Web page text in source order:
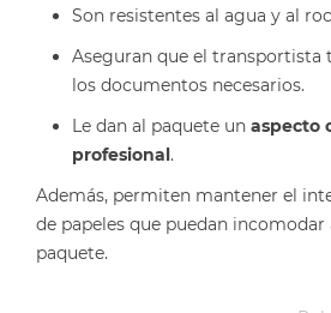
Son resistentes al agua y al
Aseguran que el transportista
los documentos necesarios.
Le dan al paquete un aspecto
profesional.
Además, permiten mantener el
de papeles que puedan
paquete.